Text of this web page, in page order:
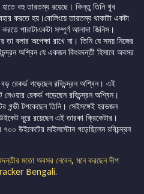
বহু তারতম্য রয়েছে। কিন্তু তিনি খুব
করতে হয়।বোলিংয়ে তারতম্য থাকাটা একটা
পারাটাএকটা সম্পূর্ণ আলাদা জিনিস।
বলার অপেক্ষা রাখে না। তিনি যে সময় নিজের
অশ্বিন যে একজন কিংবদন্তী হিসাবে অবসর
রেকর্ড গড়েছেন রবিচন্দ্রন অশ্বিন। এই
রেকর্ড গড়েছেন রবিচন্দ্রন অশ্বিন।
গন্ডী টপকেছেন তিনি। সেইসঙ্গেই হরভজন
দূূরে রয়েছেন এই তারকা ক্রিকেটার।
৭০০ উইকেটের মাইলস্টোন গড়েছিলেন রবিচন্দ্রন
মতো অবসর নেবেন, মনে করছেন দীপ
Bengali.